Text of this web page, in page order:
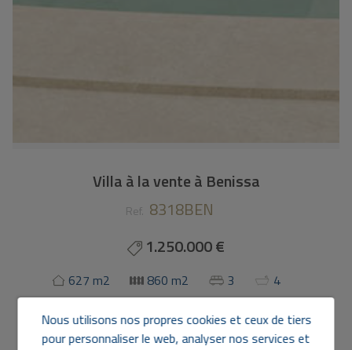
Villa à la vente à Benissa
Ref. 8318BEN
1.250.000 €
627 m2 860 m2 3 4
VillaàBenissa - La Fustera
Nous utilisons nos propres cookies et ceux de tiers
pour personnaliser le web, analyser nos services et